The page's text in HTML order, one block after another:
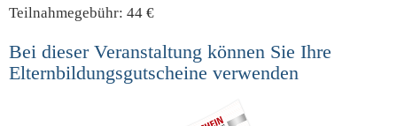
Teilnahmegebühr: 44 €
Bei dieser Veranstaltung können Sie Ihre
Elternbildungsgutscheine verwenden